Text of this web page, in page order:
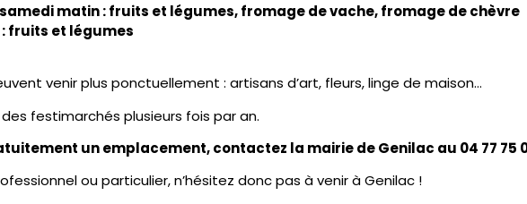
matin : fruits et légumes, fromage de vache, fromage de chèvre
fruits et légumes
venir plus ponctuellement : artisans d’art, fleurs, linge de maison…
festimarchés plusieurs fois par an.
un emplacement, contactez la mairie de Genilac au 04 77 75
ou particulier, n’hésitez donc pas à venir à Genilac !